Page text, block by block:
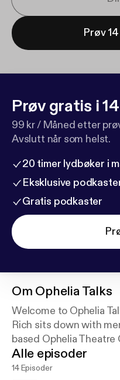
Prøv
Prøv gratis i
99 kr / Måned etter
Avslutt når som helst.
20 timer lydbøker i
Eksklusive
Gratis podkaster
Om Ophelia Talks
Welcome to Ophelia
Rich sits down with
based Ophelia
whirlwind process of
great City of New York.
Alle episoder
14 Episoder